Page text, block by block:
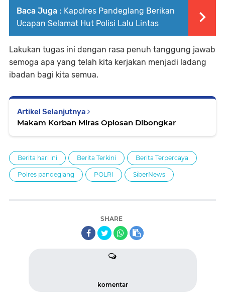
Baca Juga : Kapolres Pandeglang Berikan
Ucapan Selamat Hut Polisi Lalu Lintas
Lakukan tugas ini dengan rasa penuh tanggung jawab
semoga apa yang telah kita kerjakan menjadi ladang
ibadan bagi kita semua.
Artikel Selanjutnya
Makam Korban Miras Oplosan Dibongkar
Berita hari ini Berita Terkini Berita Terpercaya
Polres pandeglang POLRI SiberNews
SHARE
komentar